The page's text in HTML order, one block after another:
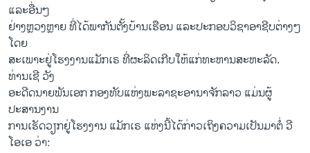
ແລະ​ອື່ນໆ
ຢ່າງ​ຫຼວງ​ຫຼາຍ ​ທີ່​ໄດ້​ພາກັນ​ຕັ້ງ​ບ້ານ​ເຮືອນ ​ແລະ​ປະກອບ​ວິຊາ​ອາຊີບ​ຕ່າງໆ
​ໂດຍ
​ສະ​ເພາ​ະຢູ່​ໂຮງງານແມັກ​ເຣ ທີ່ຜະລິດ​ເກີບ​ໃຫ້​ແກ່​ທະຫານ​ສະຫະລັດ.
ທ່ານ​ເຊີ ວັງ
ອະດີດ​ນາຍ​ພັນ​ເອກ ກອງທັບ​ແຫ່ງ​ພະ​ລາຊະ​ອານາຈັກ​ລາວ ​ແມ່ນ​ຜູ້​
ປະສານ​ງານ
​ການ​ເຮັດ​ວຽກ​ຢູ່​ໂຮງງານ​ ​ແມັກ​ເຣ ​ແຫ່ງ​ນີ້​ໄດ້​ກ່າວ​ເຖິງ​ຄວາມ​ເປັນ​ມາ​ຕໍ່ ວີ​
ໂອ​ເອ ວ່າ: